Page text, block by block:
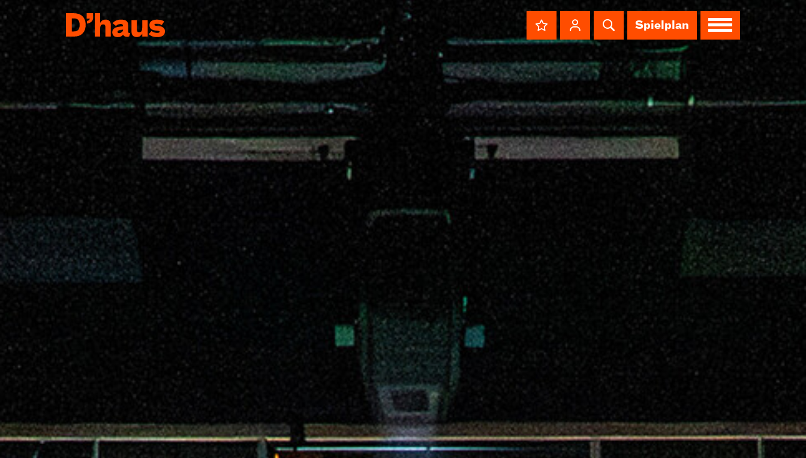
Zum Hauptinhalt springen Zum Footer springen
Spielplan